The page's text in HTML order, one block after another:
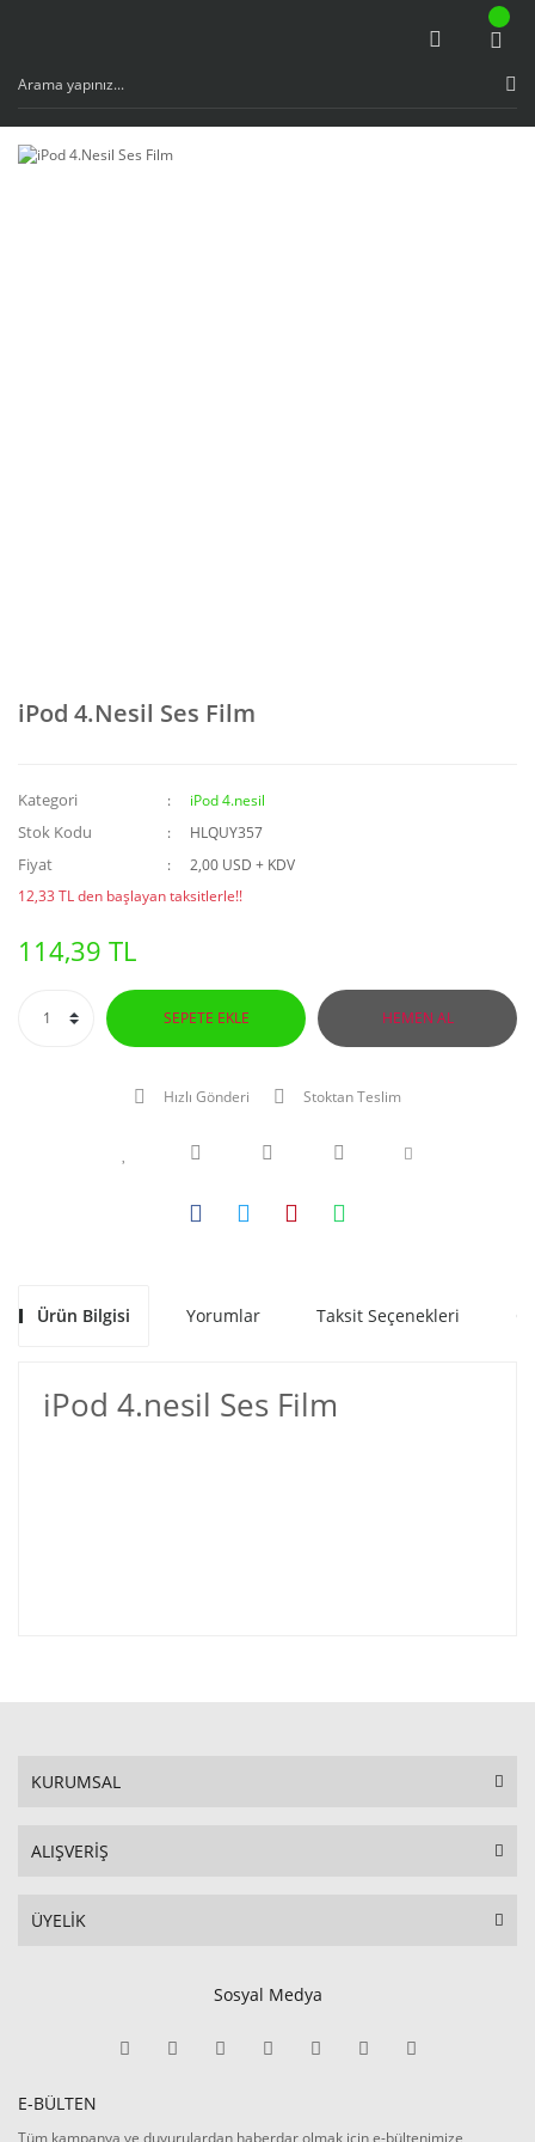
iPod 4.Nesil Ses Film
Kategori iPod 4.nesil
Stok Kodu HLQUY357
Fiyat
2,00 USD + KDV
12,33 TL den başlayan taksitlerle!!
114,39 TL
SEPETE EKLE HEMEN AL
Hızlı Gönderi Stoktan Teslim
Ürün Bilgisi Yorumlar Taksit Seçenekleri
iPod 4.nesil Ses Film
KURUMSAL
ALIŞVERİŞ
ÜYELİK
Sosyal Medya
E-BÜLTEN
Tüm kampanya ve duyurulardan haberdar olmak için e-bültenimize